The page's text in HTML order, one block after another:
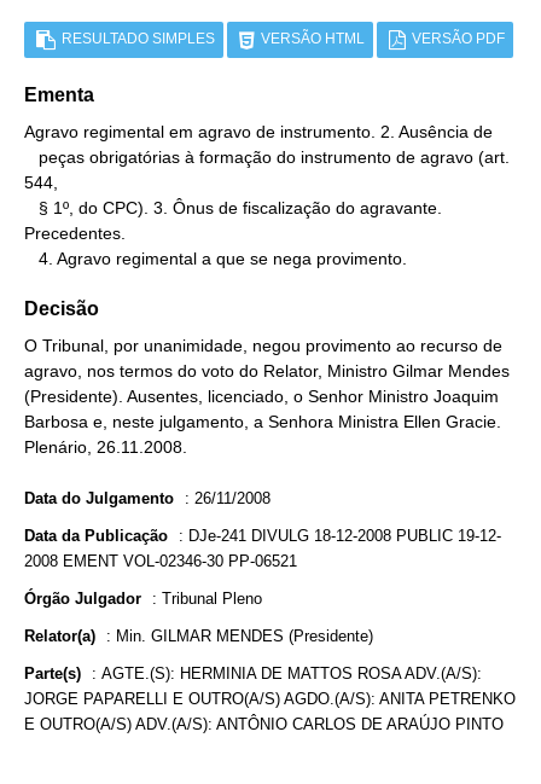
RESULTADO SIMPLES VERSÃO HTML VERSÃO PDF
Ementa
Agravo regimental em agravo de instrumento. 2. Ausência de
544,
Precedentes.
   4. Agravo regimental a que se nega provimento.
Decisão
O Tribunal, por unanimidade, negou provimento ao recurso de
agravo, nos termos do voto do Relator, Ministro Gilmar Mendes
(Presidente). Ausentes, licenciado, o Senhor Ministro Joaquim
Barbosa e, neste julgamento, a Senhora Ministra Ellen Gracie.
Plenário, 26.11.2008.
Data do Julgamento : 26/11/2008
Data da Publicação : DJe-241 DIVULG 18-12-2008 PUBLIC 19-12-
2008 EMENT VOL-02346-30 PP-06521
Órgão Julgador : Tribunal Pleno
Relator(a) : Min. GILMAR MENDES (Presidente)
Parte(s) : AGTE.(S): HERMINIA DE MATTOS ROSA ADV.(A/S):
JORGE PAPARELLI E OUTRO(A/S) AGDO.(A/S): ANITA PETRENKO
E OUTRO(A/S) ADV.(A/S): ANTÔNIO CARLOS DE ARAÚJO PINTO